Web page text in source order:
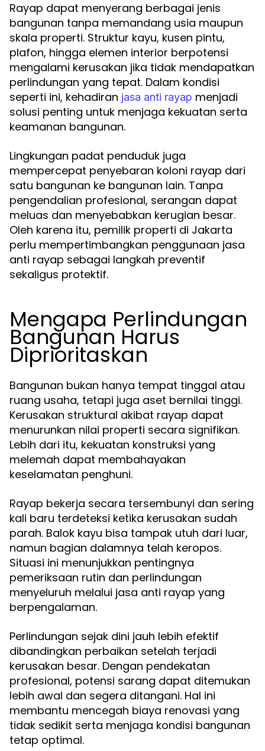
Rayap dapat menyerang berbagai jenis
bangunan tanpa memandang usia maupun
skala properti. Struktur kayu, kusen pintu,
plafon, hingga elemen interior berpotensi
mengalami kerusakan jika tidak mendapatkan
perlindungan yang tepat. Dalam kondisi
seperti ini, kehadiran jasa anti rayap menjadi
solusi penting untuk menjaga kekuatan serta
keamanan bangunan.
Lingkungan padat penduduk juga
mempercepat penyebaran koloni rayap dari
satu bangunan ke bangunan lain. Tanpa
pengendalian profesional, serangan dapat
meluas dan menyebabkan kerugian besar.
Oleh karena itu, pemilik properti di Jakarta
perlu mempertimbangkan penggunaan jasa
anti rayap sebagai langkah preventif
sekaligus protektif.
Mengapa Perlindungan
Bangunan Harus
Diprioritaskan
Bangunan bukan hanya tempat tinggal atau
ruang usaha, tetapi juga aset bernilai tinggi.
Kerusakan struktural akibat rayap dapat
menurunkan nilai properti secara signifikan.
Lebih dari itu, kekuatan konstruksi yang
melemah dapat membahayakan
keselamatan penghuni.
Rayap bekerja secara tersembunyi dan sering
kali baru terdeteksi ketika kerusakan sudah
parah. Balok kayu bisa tampak utuh dari luar,
namun bagian dalamnya telah keropos.
Situasi ini menunjukkan pentingnya
pemeriksaan rutin dan perlindungan
menyeluruh melalui jasa anti rayap yang
berpengalaman.
Perlindungan sejak dini jauh lebih efektif
dibandingkan perbaikan setelah terjadi
kerusakan besar. Dengan pendekatan
profesional, potensi sarang dapat ditemukan
lebih awal dan segera ditangani. Hal ini
membantu mencegah biaya renovasi yang
tidak sedikit serta menjaga kondisi bangunan
tetap optimal.